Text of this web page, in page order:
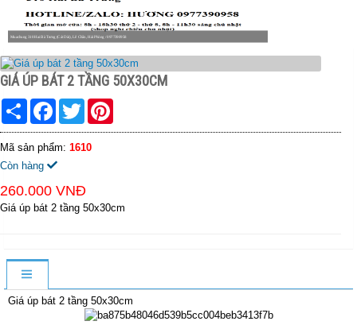
Muachung 310 Hai Bà Trưng (Cát Dài), Lê Chân, Hải Phòng / 0977390958
GIÁ ÚP BÁT 2 TẦNG 50X30CM
Share FacebookTwitter
Mã sản phẩm: 1610
Còn hàng
260.000 VNĐ
Giá úp bát 2 tầng 50x30cm
Giá úp bát 2 tầng 50x30cm